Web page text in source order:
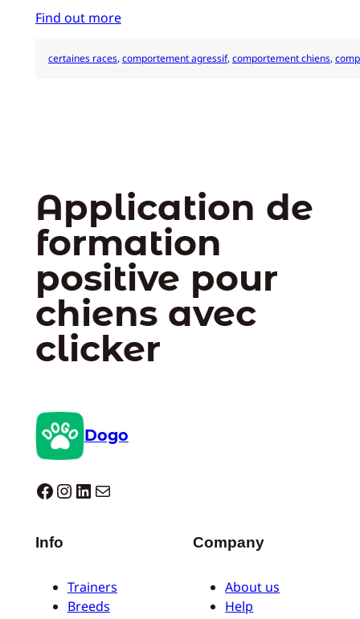
Find out more
certaines races, comportement agressif, comportement chiens,
Application de
formation
positive pour
chiens avec
clicker
Dogo
Dogo facebook InstagramLinkedIn E-mail
Info
Trainers
Breeds
Company
About us
Help